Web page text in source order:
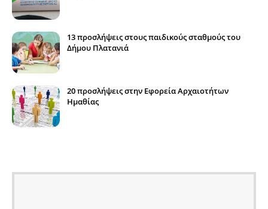
13 προσλήψεις στους παιδικούς σταθμούς του
Δήμου Πλατανιά
20 προσλήψεις στην Εφορεία Αρχαιοτήτων
Ημαθίας